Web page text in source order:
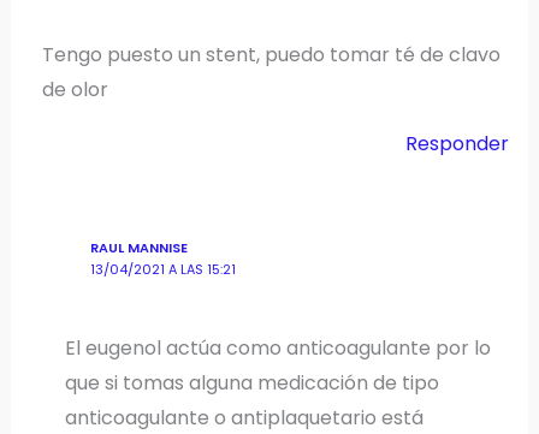
Tengo puesto un stent, puedo tomar té de clavo
de olor
Responder
RAUL MANNISE
13/04/2021 A LAS 15:21
El eugenol actúa como anticoagulante por lo
que si tomas alguna medicación de tipo
anticoagulante o antiplaquetario está